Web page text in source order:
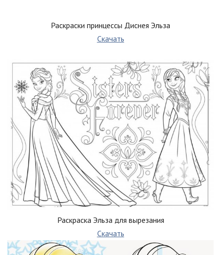
Раскраски принцессы Диснея Эльза
Скачать
Раскраска Эльза для вырезания
Скачать